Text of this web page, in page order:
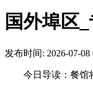
国外埠区
发布时间: 2026-07-
今日导读：餐馆将